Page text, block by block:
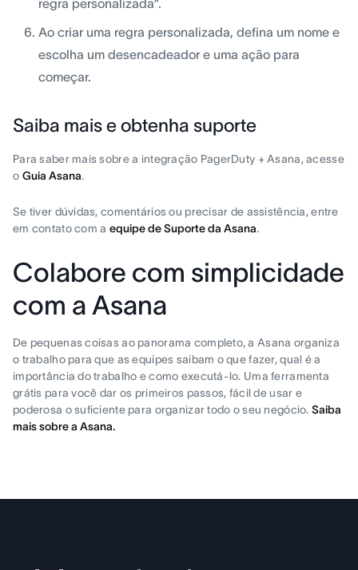
regra personalizada”.
Ao criar uma regra personalizada, defina um nome e
escolha um desencadeador e uma ação para
começar.
Saiba mais e obtenha suporte
Para saber mais sobre a integração PagerDuty + Asana, acesse
o Guia Asana.
Se tiver dúvidas, comentários ou precisar de assistência, entre
em contato com a equipe de Suporte da Asana.
Colabore com simplicidade
com a Asana
De pequenas coisas ao panorama completo, a Asana organiza
o trabalho para que as equipes saibam o que fazer, qual é a
importância do trabalho e como executá-lo. Uma ferramenta
grátis para você dar os primeiros passos, fácil de usar e
poderosa o suficiente para organizar todo o seu negócio. Saiba
mais sobre a Asana.